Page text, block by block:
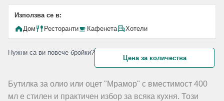
Използва се в:
Дом
Ресторанти Кафенета Хотели
Нужни са ви повече бройки?
Цена за количества
Бутилка за олио или оцет "Мрамор" с вместимост 400
мл е стилен и практичен избор за всяка кухня. Този